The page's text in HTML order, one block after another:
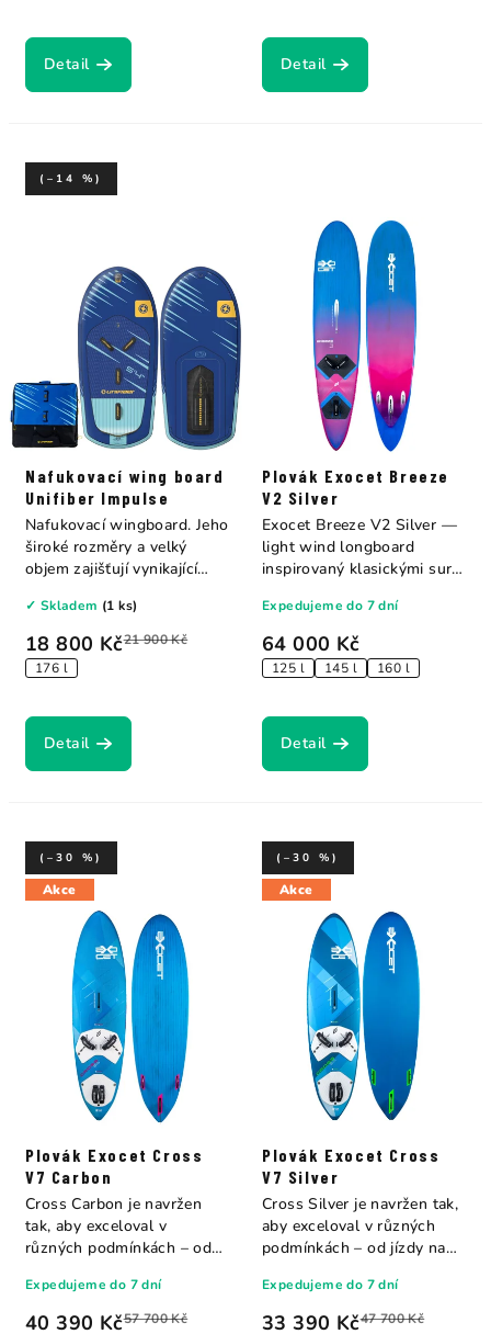
Detail Detail
Nafukovací wing board
Unifiber Impulse
18 800 Kč21 900 Kč
(–14 %)
176 l
✓ Skladem (1 ks)
Detail
Nafukovací wingboard. Jeho
široké rozměry a velký
objem zajišťují vynikající
Plovák Exocet Breeze
V2 Silver
64 000 Kč
125 l 145 l 160 l
Expedujeme do 7 dní
Detail
Exocet Breeze V2 Silver —
light wind longboard
inspirovaný klasickými surf
Akce
Plovák Exocet Cross
V7 Carbon
40 390 Kč57 700 Kč
(–30 %)
Expedujeme do 7 dní
Cross Carbon je navržen
tak, aby exceloval v
různých podmínkách – od
Akce
Plovák Exocet Cross
V7 Silver
33 390 Kč47 700 Kč
(–30 %)
Expedujeme do 7 dní
Cross Silver je navržen tak,
aby exceloval v různých
podmínkách – od jízdy na